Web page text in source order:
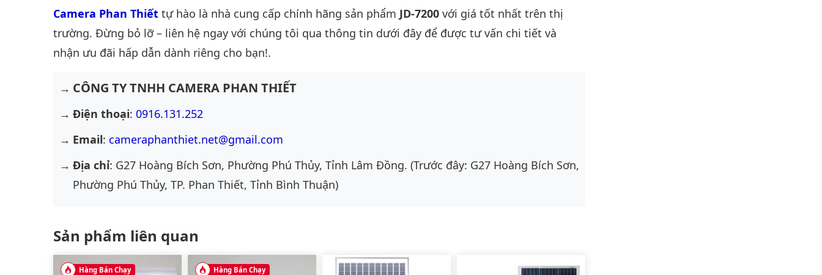
Camera Phan Thiết tự hào là nhà cung cấp chính hãng sản phẩm JD-7200 với giá tốt nhất trên thị
trường. Đừng bỏ lỡ – liên hệ ngay với chúng tôi qua thông tin dưới đây để được tư vấn chi tiết và
nhận ưu đãi hấp dẫn dành riêng cho bạn!.
CÔNG TY TNHH CAMERA PHAN THIẾT
Điện thoại: 0916.131.252
Email: cameraphanthiet.net@gmail.com
Địa chỉ: G27 Hoàng Bích Sơn, Phường Phú Thủy, Tỉnh Lâm Đồng. (Trước đây: G27 Hoàng Bích Sơn,
Phường Phú Thủy, TP. Phan Thiết, Tỉnh Bình Thuận)
Sản phẩm liên quan
Hàng Bán Chạy Hàng Bán Chạy